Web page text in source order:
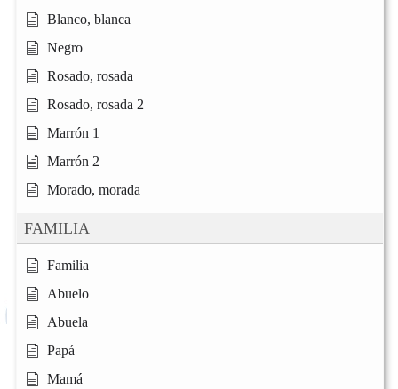
Blanco, blanca
Negro
Rosado, rosada
Rosado, rosada 2
Marrón 1
Marrón 2
Morado, morada
FAMILIA
Familia
Abuelo
Abuela
Papá
Mamá